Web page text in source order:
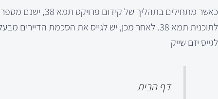
כאשר מתחילים
לתוכנית תמא 38. לאחר מכן, יש לגייס את הסכמת
לגייס יזם שייק
דף הבית